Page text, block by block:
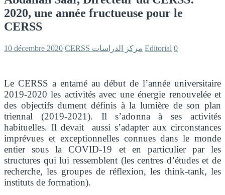
2020, une année fructueuse pour le
CERSS
10 décembre 2020 CERSS مركز الدراسات Editorial 0
Le CERSS a entamé au début de l’année universitaire
2019-2020 les activités avec une énergie renouvelée et
des objectifs dument définis à la lumière de son plan
triennal (2019-2021). Il s’adonna à ses activités
habituelles. Il devait aussi s’adapter aux circonstances
imprévues et exceptionnelles connues dans le monde
entier sous la COVID-19 et en particulier par les
structures qui lui ressemblent (les centres d’études et de
recherche, les groupes de réflexion, les think-tank, les
instituts de formation).